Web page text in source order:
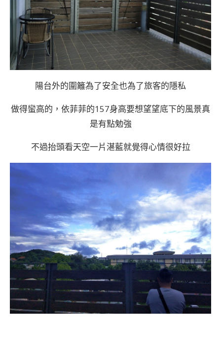
陽台外的圍籬為了安全也為了旅客的隱私
做得蠻高的，依菲菲的157身高要想望望底下的風景真
是有點勉強
不過抬頭看天空一片湛藍就覺得心情很好拉